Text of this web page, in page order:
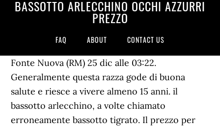
BASSOTTO ARLECCHINO OCCHI AZZURRI
PREZZO
FAQ ABOUT CONTACT US
Fonte Nuova (RM) 25 dic alle 03:22.
Generalmente questa razza gode di buona
salute e riesce a vivere almeno 15 anni. il
bassotto arlecchino, a volte chiamato
erroneamente bassotto tigrato. Il prezzo per